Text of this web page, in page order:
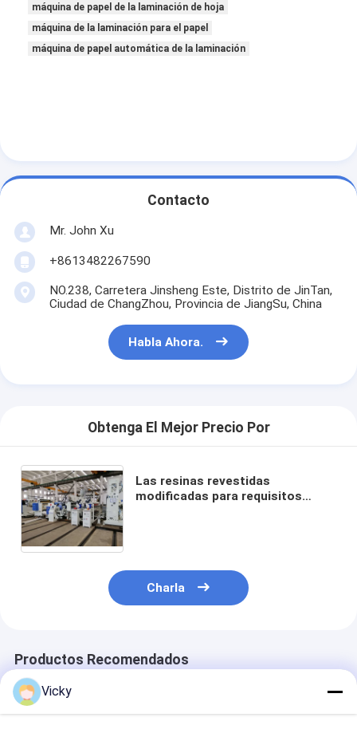
máquina de papel de la laminación de hoja
máquina de la laminación para el papel
máquina de papel automática de la laminación
Contacto
Mr. John Xu
+8613482267590
NO.238, Carretera Jinsheng Este, Distrito de JinTan,
Ciudad de ChangZhou, Provincia de JiangSu, China
Habla Ahora.
Obtenga El Mejor Precio Por
Las resinas revestidas
modificadas para requisitos
Charla
Productos Recomendados
Vicky